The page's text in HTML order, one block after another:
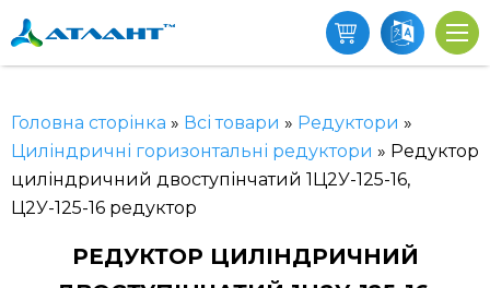
Головна сторінка » Всі товари » Редуктори »
Циліндричні горизонтальні редуктори » Редуктор
циліндричний двоступінчатий 1Ц2У-125-16,
Ц2У-125-16 редуктор
РЕДУКТОР ЦИЛІНДРИЧНИЙ